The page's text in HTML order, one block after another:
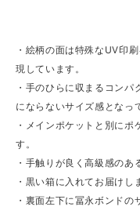
・絵柄の面は特殊なUV印
現しています。
・手のひらに収まるコン
にならないサイズ感となっ
・メインポケットと別に
す。
・手触りが良く高級感のあ
・黒い箱に入れてお届け
・裏面左下に冨永ボンドの